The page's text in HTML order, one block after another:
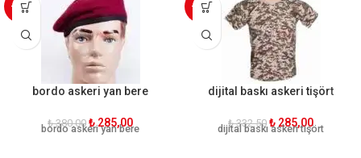
-25%
bordo askeri yan bere
₺380,00 ₺285,00
bordo askeri yan bere
-14%
dijital baskı askeri tişört
₺332,50 ₺ 285,00
dijital baskı askeri tişört